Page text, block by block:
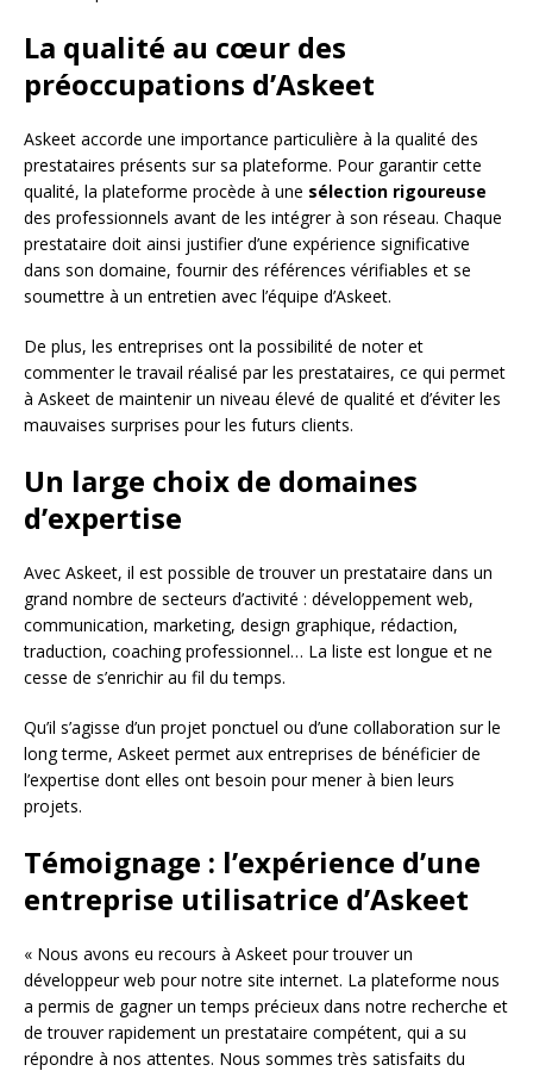
La qualité au cœur des
préoccupations d’Askeet
Askeet accorde une importance particulière à la qualité des
prestataires présents sur sa plateforme. Pour garantir cette
qualité, la plateforme procède à une sélection rigoureuse
des professionnels avant de les intégrer à son réseau. Chaque
prestataire doit ainsi justifier d’une expérience significative
dans son domaine, fournir des références vérifiables et se
soumettre à un entretien avec l’équipe d’Askeet.
De plus, les entreprises ont la possibilité de noter et
commenter le travail réalisé par les prestataires, ce qui permet
à Askeet de maintenir un niveau élevé de qualité et d’éviter les
mauvaises surprises pour les futurs clients.
Un large choix de domaines
d’expertise
Avec Askeet, il est possible de trouver un prestataire dans un
grand nombre de secteurs d’activité : développement web,
communication, marketing, design graphique, rédaction,
traduction, coaching professionnel… La liste est longue et ne
cesse de s’enrichir au fil du temps.
Qu’il s’agisse d’un projet ponctuel ou d’une collaboration sur le
long terme, Askeet permet aux entreprises de bénéficier de
l’expertise dont elles ont besoin pour mener à bien leurs
projets.
Témoignage : l’expérience d’une
entreprise utilisatrice d’Askeet
« Nous avons eu recours à Askeet pour trouver un
développeur web pour notre site internet. La plateforme nous
a permis de gagner un temps précieux dans notre recherche et
de trouver rapidement un prestataire compétent, qui a su
répondre à nos attentes. Nous sommes très satisfaits du